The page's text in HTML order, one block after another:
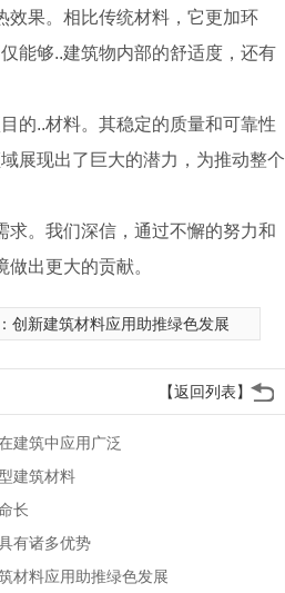
效果。相比传统材料，它更加环
能够..建筑物内部的舒适度，还有
的..材料。其稳定的质量和可靠性
展现出了巨大的潜力，为推动整个
求。我们深信，通过不懈的努力和
出更大的贡献。
创新建筑材料应用助推绿色发展
【返回列表】
建筑中应用广泛
建筑材料
长
有诸多优势
材料应用助推绿色发展